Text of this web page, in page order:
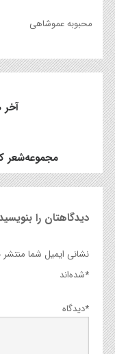
محبوبه عموشاهی
آخر
مجموعه‌شعر
دیدگاهتان را
نشانی ایمیل شما
شده‌اند*
دیدگاه*